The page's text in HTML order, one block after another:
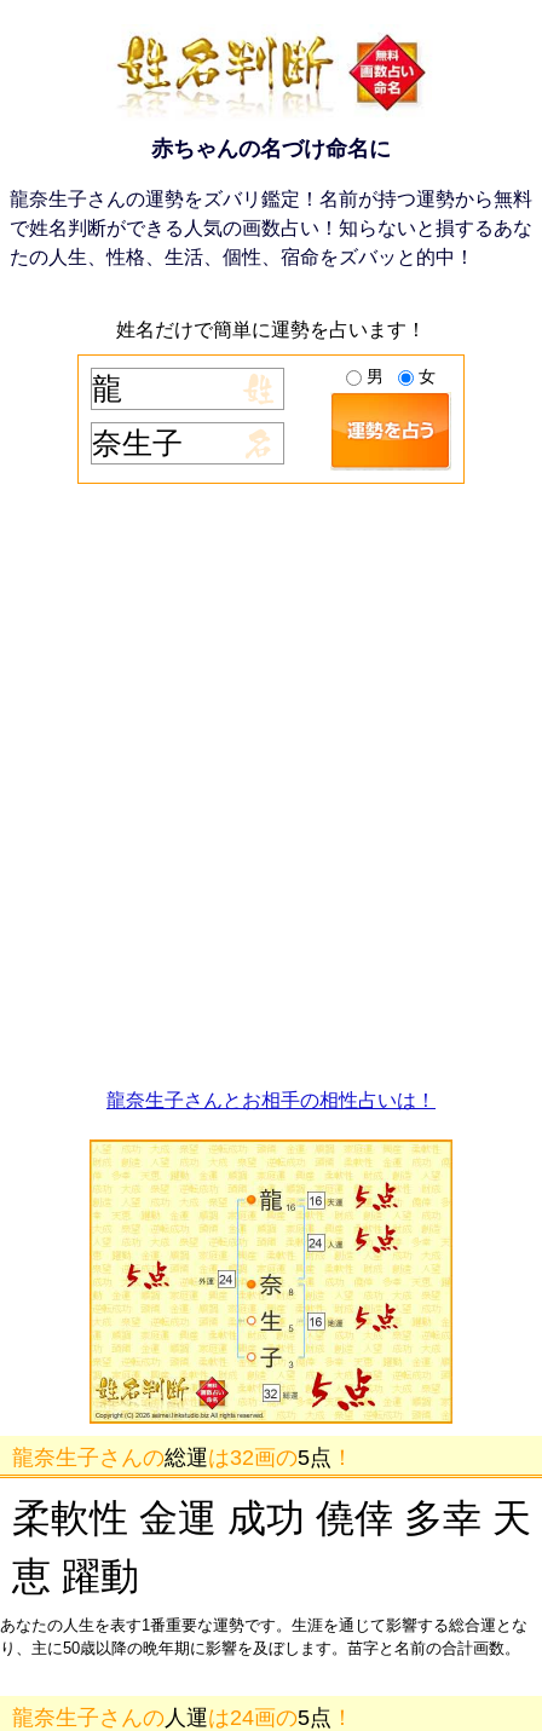
赤ちゃんの名づけ命名に
龍奈生子さんの運勢をズバリ鑑定！名前が持つ運勢から無料
で姓名判断ができる人気の画数占い！知らないと損するあな
たの人生、性格、生活、個性、宿命をズバッと的中！
姓名だけで簡単に運勢を占います！
男 女
龍奈生子さんとお相手の相性占いは！
龍奈生子さんの総運は32画の5点 ！
柔軟性 金運 成功 僥倖 多幸 天
恵 躍動
あなたの人生を表す1番重要な運勢です。生涯を通じて影響する総合運とな
り、主に50歳以降の晩年期に影響を及ぼします。苗字と名前の合計画数。
龍奈生子さんの 人運は24画の5点 ！